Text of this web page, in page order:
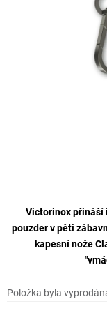
Victorinox přináší
pouzder v pěti
kapesní nože
Položka byla